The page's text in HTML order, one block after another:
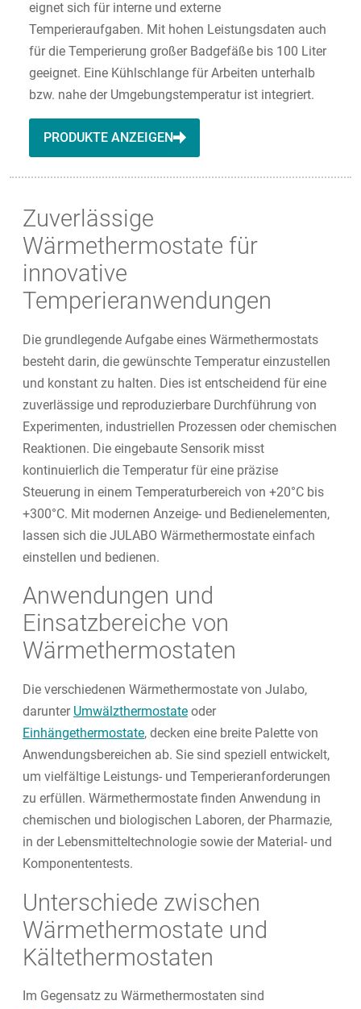
eignet sich für interne und externe
Temperieraufgaben. Mit hohen Leistungsdaten auch
für die Temperierung großer Badgefäße bis 100 Liter
geeignet. Eine Kühlschlange für Arbeiten unterhalb
bzw. nahe der Umgebungstemperatur ist integriert.
PRODUKTE ANZEIGEN
Zuverlässige
Wärmethermostate für
innovative
Temperieranwendungen
Die grundlegende Aufgabe eines Wärmethermostats
besteht darin, die gewünschte Temperatur einzustellen
und konstant zu halten. Dies ist entscheidend für eine
zuverlässige und reproduzierbare Durchführung von
Experimenten, industriellen Prozessen oder chemischen
Reaktionen. Die eingebaute Sensorik misst
kontinuierlich die Temperatur für eine präzise
Steuerung in einem Temperaturbereich von +20°C bis
+300°C. Mit modernen Anzeige- und Bedienelementen,
lassen sich die JULABO Wärmethermostate einfach
einstellen und bedienen.
Anwendungen und
Einsatzbereiche von
Wärmethermostaten
Die verschiedenen Wärmethermostate von Julabo,
darunter Umwälzthermostate oder
Einhängethermostate, decken eine breite Palette von
Anwendungsbereichen ab. Sie sind speziell entwickelt,
um vielfältige Leistungs- und Temperieranforderungen
zu erfüllen. Wärmethermostate finden Anwendung in
chemischen und biologischen Laboren, der Pharmazie,
in der Lebensmitteltechnologie sowie der Material- und
Komponententests.
Unterschiede zwischen
Wärmethermostate und
Kältethermostaten
Im Gegensatz zu Wärmethermostaten sind